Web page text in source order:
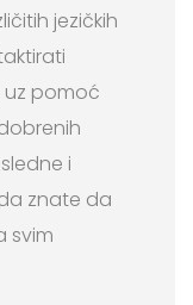
jezičkih
uz pomoć
i
znate da
svim